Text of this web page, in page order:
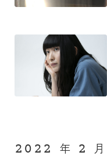
2022 年 2 月